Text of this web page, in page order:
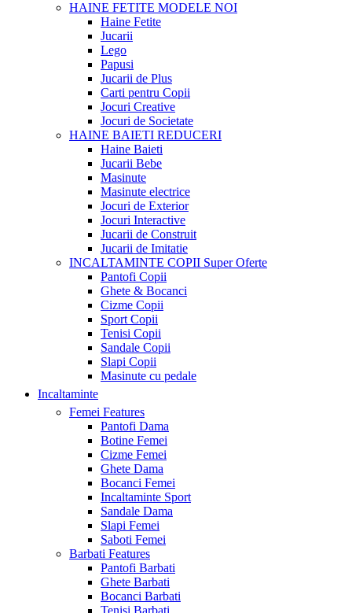
HAINE FETITE MODELE NOI
Haine Fetite
Jucarii
Lego
Papusi
Jucarii de Plus
Carti pentru Copii
Jocuri Creative
Jocuri de Societate
HAINE BAIETI REDUCERI
Haine Baieti
Jucarii Bebe
Masinute
Masinute electrice
Jocuri de Exterior
Jocuri Interactive
Jucarii de Construit
Jucarii de Imitatie
INCALTAMINTE COPII Super Oferte
Pantofi Copii
Ghete & Bocanci
Cizme Copii
Sport Copii
Tenisi Copii
Sandale Copii
Slapi Copii
Masinute cu pedale
Incaltaminte
Femei Features
Pantofi Dama
Botine Femei
Cizme Femei
Ghete Dama
Bocanci Femei
Incaltaminte Sport
Sandale Dama
Slapi Femei
Saboti Femei
Barbati Features
Pantofi Barbati
Ghete Barbati
Bocanci Barbati
Tenisi Barbati